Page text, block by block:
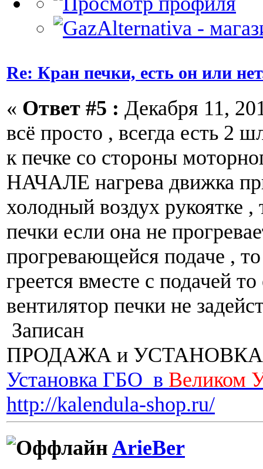
Re: Кран печки, есть он или
« Ответ #5 : Декабря 11,
всё просто , всегда есть 2
к печке со стороны
НАЧАЛЕ нагрева движка
холодный воздух рукоятке ,
печки если она не
прогревающейся подаче ,
греется вместе с подачей то
вентилятор печки не
Записан
ПРОДАЖА и
Установка ГБО в Великом
http://kalendula-shop.ru/
ArieBer